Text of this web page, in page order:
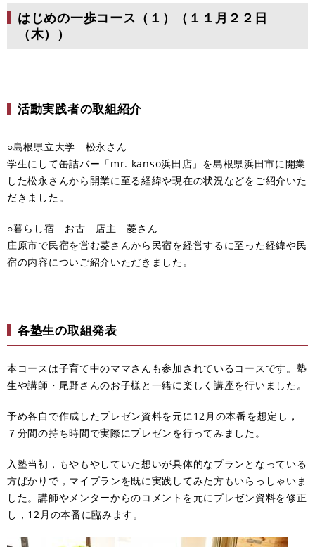
はじめの一歩コース（１）（１１月２２日
（木））
活動実践者の取組紹介
○島根県立大学 松永さん
学生にして缶詰バー「mr. kanso浜田店」を島根県浜田市に開業
した松永さんから開業に至る経緯や現在の状況などをご紹介いた
だきました。
○暮らし宿 お古 店主 菱さん
庄原市で民宿を営む菱さんから民宿を経営するに至った経緯や民
宿の内容についご紹介いただきました。
各塾生の取組発表
本コースは子育て中のママさんも参加されているコースです。塾
生や講師・尾野さんのお子様と一緒に楽しく講座を行いました。
予め各自で作成したプレゼン資料を元に12月の本番を想定し，
７分間の持ち時間で実際にプレゼンを行ってみました。
入塾当初，もやもやしていた想いが具体的なプランとなっている
方ばかりで，マイプランを既に実践してみた方もいらっしゃいま
した。講師やメンターからのコメントを元にプレゼン資料を修正
し，12月の本番に臨みます。